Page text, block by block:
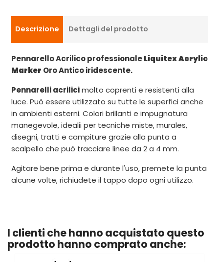
Descrizione Dettagli del prodotto
Pennarello Acrilico professionaleLiquitex Acrylic
Marker Oro Antico iridescente.
Pennarelli acrilicimolto coprenti e resistenti alla
luce. Può essere utilizzato su tutte le superfici anche
in ambienti esterni. Colori brillanti e impugnatura
manegevole, idealii per tecniche miste, murales,
disegni, tratti e campiture grazie alla punta a
scalpello che può tracciare linee da 2 a 4 mm.
Agitare bene prima e durante l'uso, premete la punta
alcune volte, richiudete il tappo dopo ogni utilizzo.
I clienti che hanno acquistato questo
prodotto hanno comprato anche: